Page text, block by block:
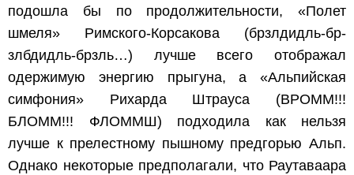
подошла бы по продолжительности, «Полет
шмеля» Римского-Корсакова (брзлдидль-бр-
злбдидль-брзль…) лучше всего отображал
одержимую энергию прыгуна, а «Альпийская
симфония» Рихарда Штрауса (ВРОММ!!!
БЛОММ!!! ФЛОММШ) подходила как нельзя
лучше к прелестному пышному предгорью Альп.
Однако некоторые предполагали, что Раутаваара